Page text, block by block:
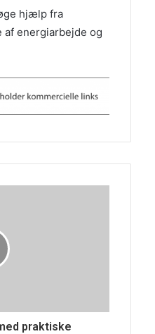
hjælp fra
energiarbejde og
praktiske